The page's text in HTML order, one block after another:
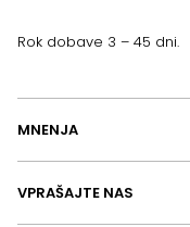
Rok dobave 3 – 45 dni.
MNENJA
VPRAŠAJTE NAS